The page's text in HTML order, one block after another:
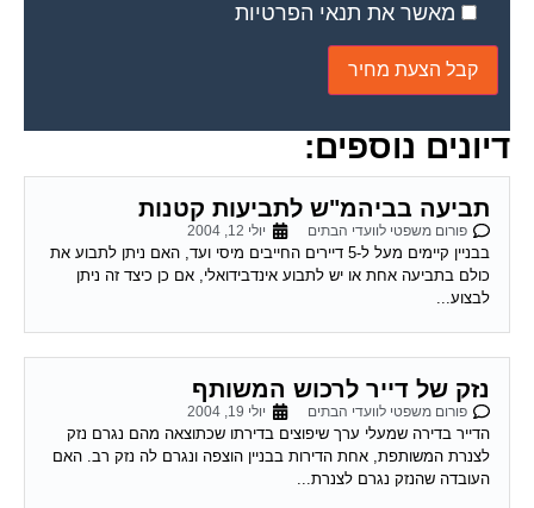
מאשר את תנאי הפרטיות
דיונים נוספים:
תביעה בביהמ"ש לתביעות קטנות
פורום משפטי לוועדי הבתים יולי 12, 2004
בבניין קיימים מעל ל-5 דיירים החייבים מיסי ועד, האם ניתן לתבוע את
כולם בתביעה אחת או יש לתבוע אינדבידואלי, אם כן כיצד זה ניתן
לבצוע...
נזק של דייר לרכוש המשותף
פורום משפטי לוועדי הבתים יולי 19, 2004
הדייר בדירה שמעלי ערך שיפוצים בדירתו שכתוצאה מהם נגרם נזק
לצנרת המשותפת, אחת הדירות בבניין הוצפה ונגרם לה נזק רב. האם
העובדה שהנזק נגרם לצנרת...